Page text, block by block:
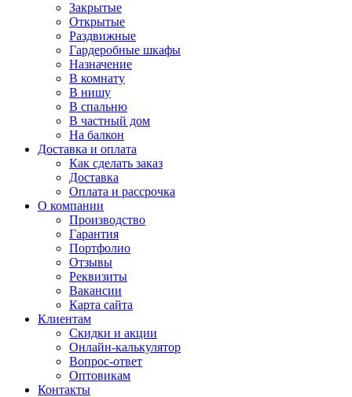
Закрытые
Открытые
Раздвижные
Гардеробные шкафы
Назначение
В комнату
В нишу
В спальню
В частный дом
На балкон
Доставка и оплата
Как сделать заказ
Доставка
Оплата и рассрочка
О компании
Производство
Гарантия
Портфолио
Отзывы
Реквизиты
Вакансии
Карта сайта
Клиентам
Скидки и акции
Онлайн-калькулятор
Вопрос-ответ
Оптовикам
Контакты